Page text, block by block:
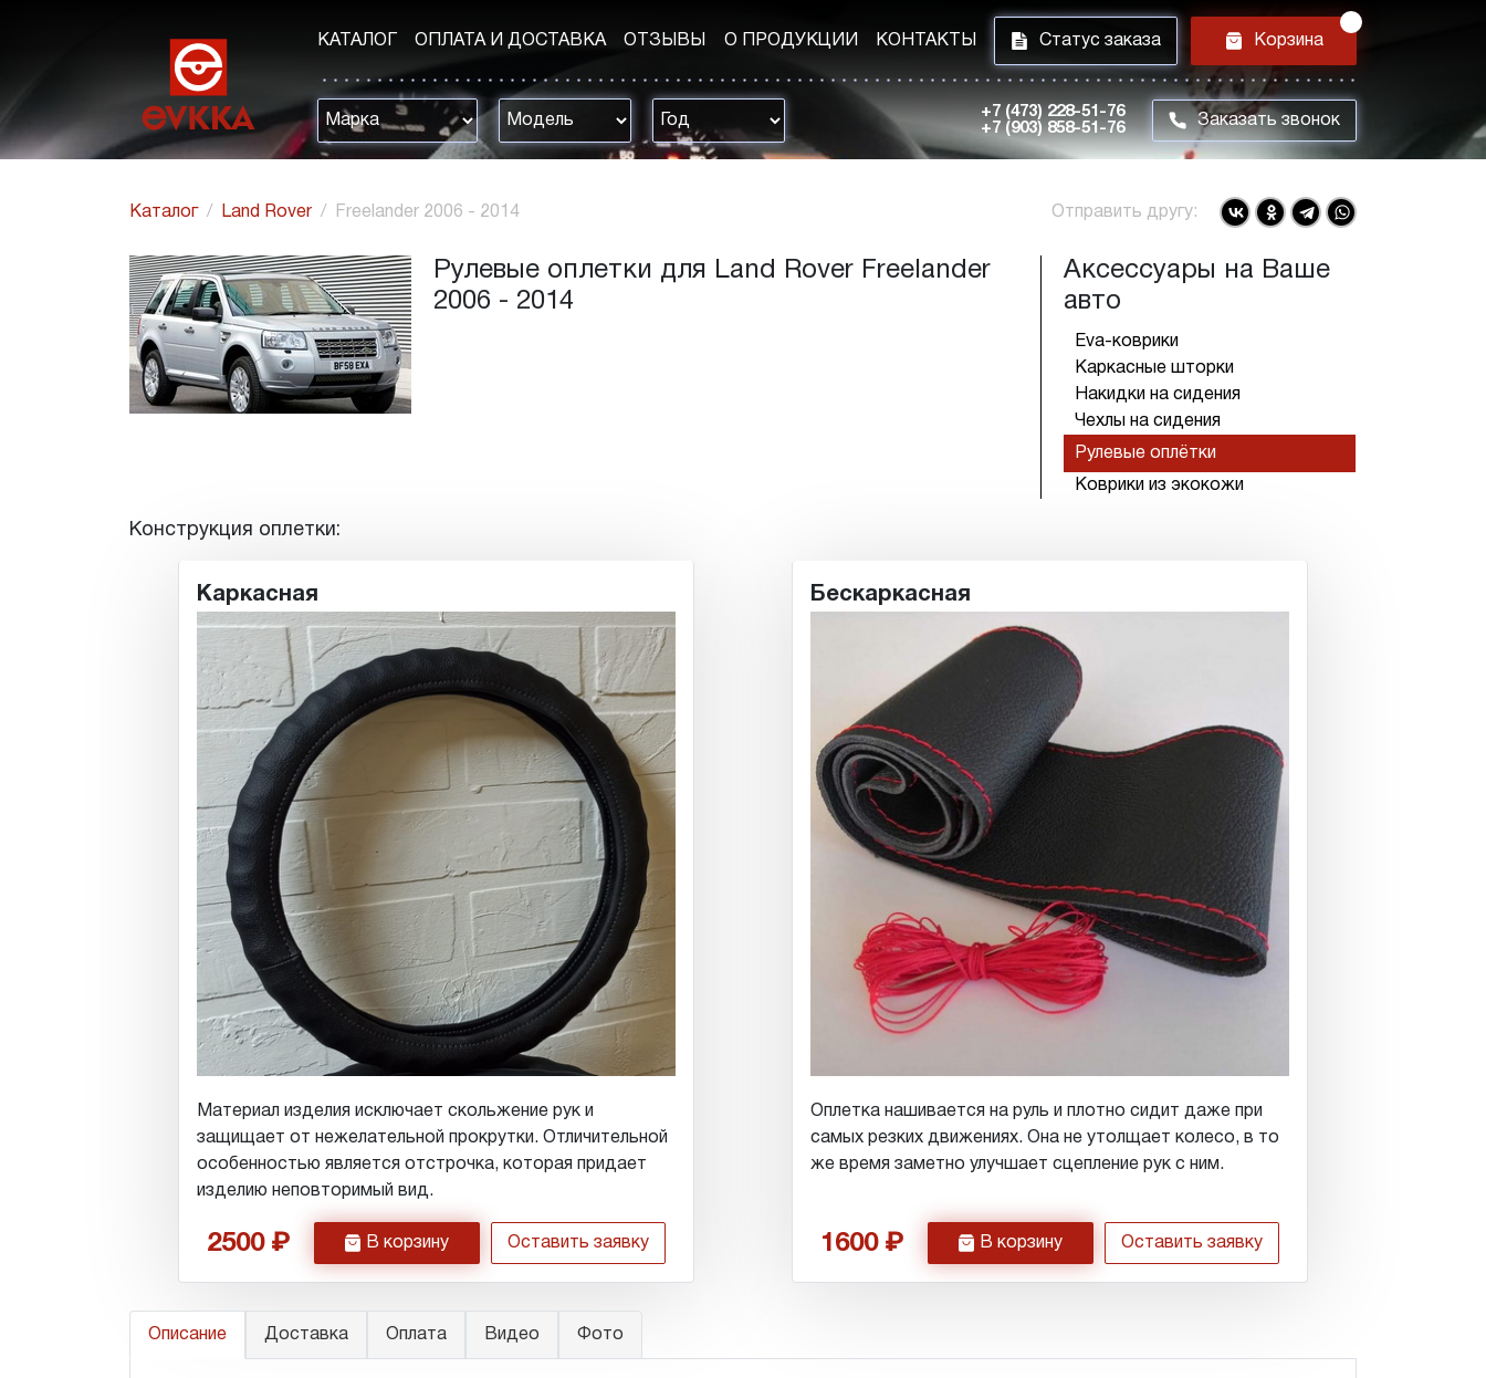
КАТАЛОГ ОПЛАТА И ДОСТАВКА ОТЗЫВЫ О ПРОДУКЦИИ КОНТАКТЫ i Статус заказа h Корзина
+7 (473) 228-51-76
+7 (903) 858-51-76
m Заказать звонок
Каталог Land Rover Freelander 2006 - 2014 Отправить другу:
Рулевые оплетки для Land Rover Freelander
2006 - 2014
Аксессуары на Ваше
авто
Eva-коврики
Каркасные шторки
Накидки на сидения
Чехлы на сидения
Рулевые оплётки
Коврики из экокожи
Конструкция оплетки:
Каркасная
Материал изделия исключает скольжение рук и
защищает от нежелательной прокрутки. Отличительной
особенностью является отстрочка, которая придает
изделию неповторимый вид.
2500 h В корзину Оставить заявку
Бескаркасная
Оплетка нашивается на руль и плотно сидит даже при
самых резких движениях. Она не утолщает колесо, в то
же время заметно улучшает сцепление рук с ним.
1600 h В корзину Оставить заявку
Описание Доставка Оплата Видео Фото